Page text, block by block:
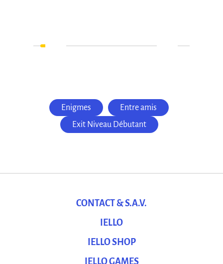
Enigmes
Entre amis
Exit Niveau Débutant
CONTACT & S.A.V.
IELLO
IELLO SHOP
IELLO GAMES